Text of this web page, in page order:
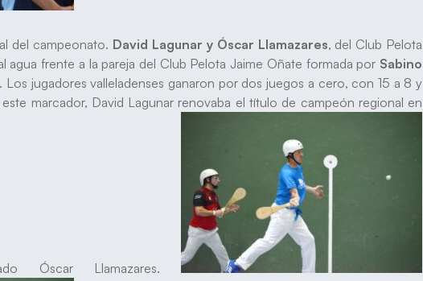
del campeonato. David Lagunar y Óscar Llamazares, del Club Pelota
agua frente a la pareja del Club Pelota Jaime Oñate formada por Sabino
. Los jugadores valleladenses ganaron por dos juegos a cero, con 15 a 8 y
este marcador, David Lagunar renovaba el título de campeón regional en
Óscar Llamazares.